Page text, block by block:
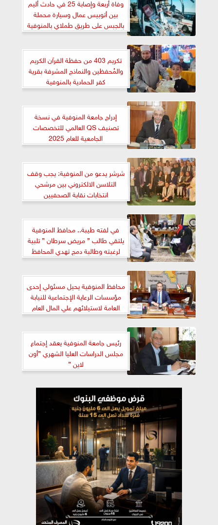
وفاة أربعة وإصابة 25 في حادث أليم
بين أتوبيس عمال وسيارة محملة
بالجبس على طريق طملاي بالمنوفية
تكريم 403 من حفظة القرآن الكريم
والمُحفظين والنماذج المشرفة بقرية
كفر الحمادية بالمنوفية
إدراج جامعة المنوفية في نسخة
تصنيف QS العالمي للتخصصات
الجامعية للعام 2025
شرشر يدعو من المنوفية: يجب وقف
التلاسن الالكتروني بين مرشحي
انتخابات نقابة الصحفيين
في لفته طيبة.. محافظ المنوفية
يلتقي طالب ” مريض سرطان ” تلبية
لرغبته وطالبة دمج تهدي المحافظ
بورتوريه
محافظ المنوفية يحيل مسئولي إحدى
مؤسسات الرعاية الإجتماعية للنيابة
العامة لاستيلائهم علي المال العام
رئيس جامعة المنوفية يعقد إجتماع
مجلس الدراسات العليا الشهري ”أون
لاين ”